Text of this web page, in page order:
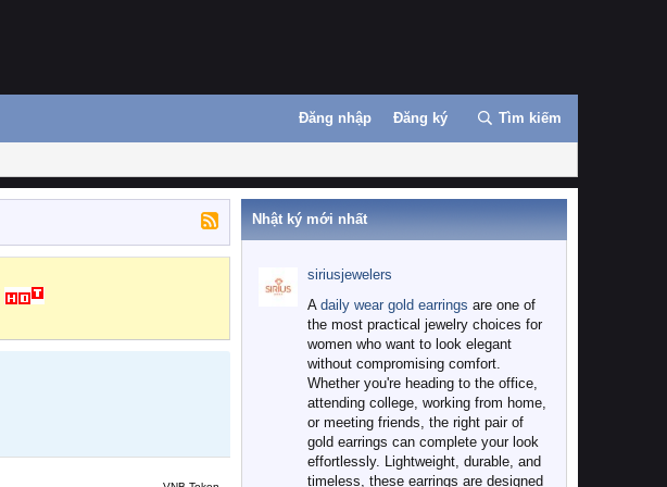
Đăng nhập Đăng ký Tìm kiếm
Nhật ký mới nhất
siriusjewelers
A daily wear gold earrings are one of
the most practical jewelry choices for
women who want to look elegant
without compromising comfort.
Whether you're heading to the office,
attending college, working from home,
or meeting friends, the right pair of
gold earrings can complete your look
effortlessly. Lightweight, durable, and
timeless, these earrings are designed